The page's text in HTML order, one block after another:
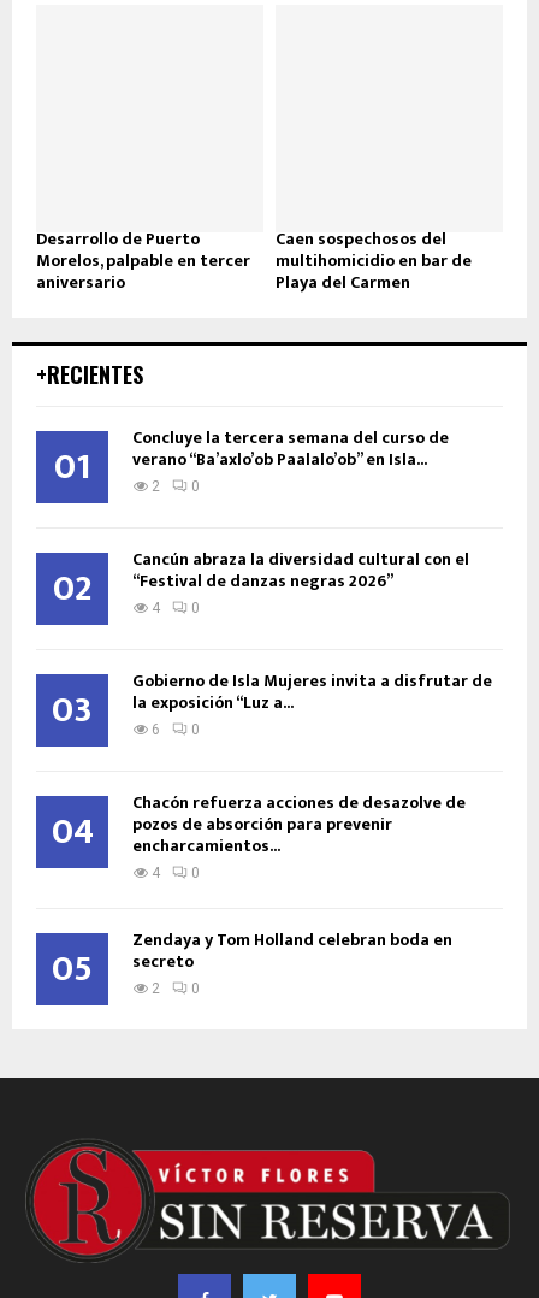
Desarrollo de Puerto
Morelos, palpable en tercer
aniversario
Caen sospechosos del
multihomicidio en bar de
Playa del Carmen
+RECIENTES
01 Concluye la tercera semana del curso de
verano “Ba’axlo’ob Paalalo’ob” en Isla...
2 0
02 Cancún abraza la diversidad cultural con el
“Festival de danzas negras 2026”
4 0
03 Gobierno de Isla Mujeres invita a disfrutar de
la exposición “Luz a...
6 0
04 Chacón refuerza acciones de desazolve de
pozos de absorción para prevenir
encharcamientos...
4 0
05 Zendaya y Tom Holland celebran boda en
secreto
2 0